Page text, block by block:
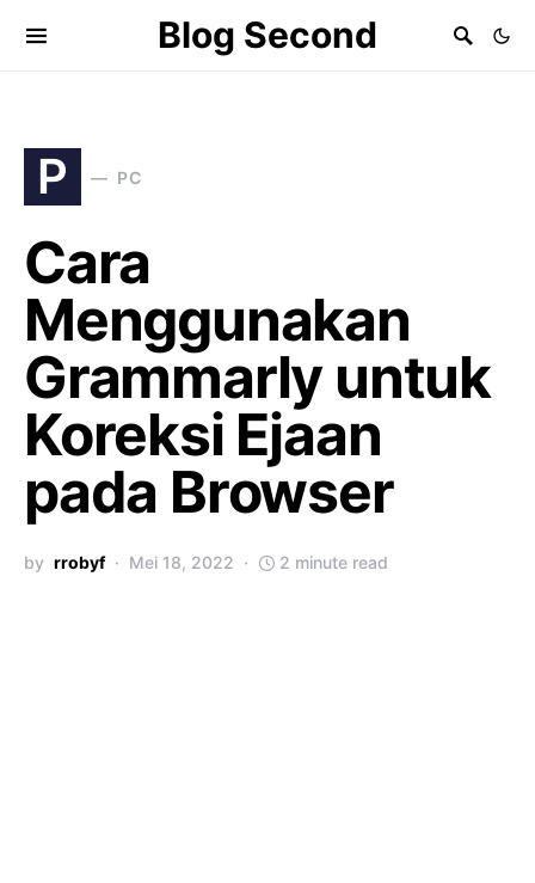
Blog Second
P PC
Cara
Menggunakan
Grammarly untuk
Koreksi Ejaan
pada Browser
by rrobyf Mei 18, 2022 2 minute read